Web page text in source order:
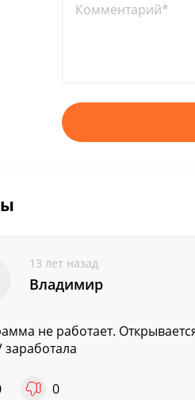
Комментарий*
13 лет назад
Владимир
не работает.
заработала
0